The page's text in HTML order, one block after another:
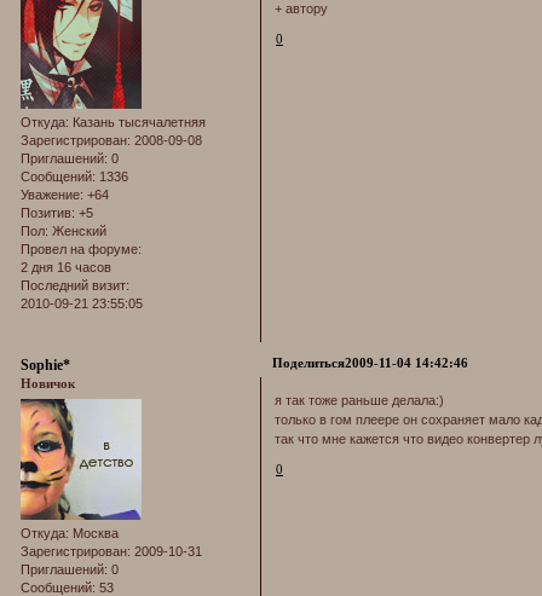
Откуда: Казань тысячалетняя
Зарегистрирован: 2008-09-08
Приглашений: 0
Сообщений: 1336
Уважение: +64
Позитив: +5
Пол: Женский
Провел на форуме:
2 дня 16 часов
Последний визит:
2010-09-21 23:55:05
+ автору
0
Поделиться2009-11-04 14:42:46
Sophie*
Новичок
Откуда: Москва
Зарегистрирован: 2009-10-31
Приглашений: 0
Сообщений: 53
я так тоже раньше делала:)
только в гом плеере он сохраняет мало
так что мне кажется что видео конвертер
0